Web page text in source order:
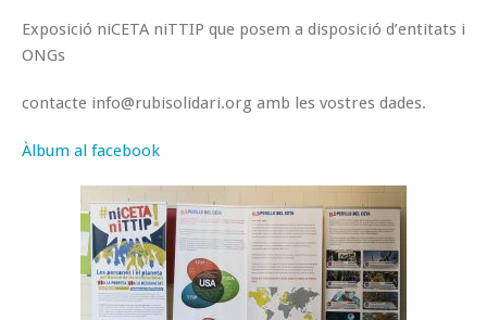
Exposició niCETA niTTIP que posem a disposició d’entitats i
ONGs
contacte info@rubisolidari.org amb les vostres dades.
Àlbum al facebook